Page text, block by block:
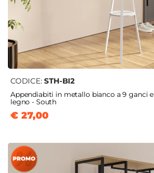
CODICE: STH-BI2
Appendiabiti in metallo bianco a 9 ganci
legno - South
€ 27,00